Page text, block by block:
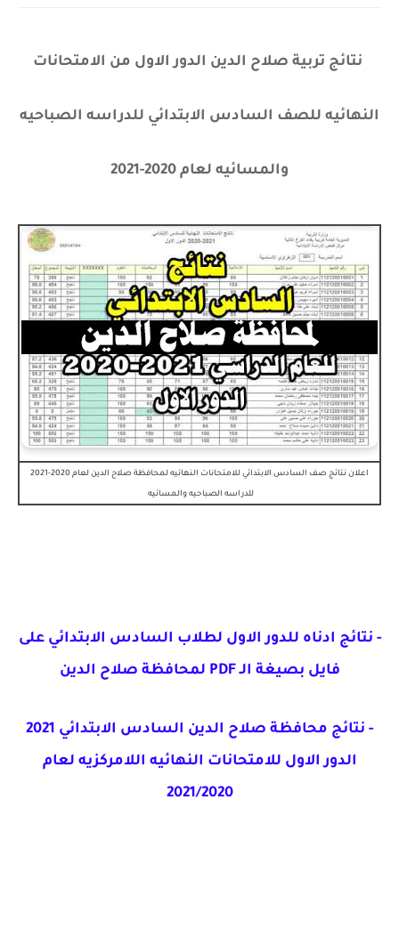
نتائج تربية صلاح الدين الدور الاول من الامتحانات
النهائيه للصف السادس الابتدائي للدراسه الصباحيه
والمسائيه لعام 2020-2021
اعلان نتائج صف السادس الابتدائي للامتحانات النهائيه لمحافظة صلاح الدين لعام 2020-2021
للدراسه الصباحيه والمسائيه
- نتائج ادناه للدور الاول لطلاب السادس الابتدائي على
فايل بصيغة الـ PDF لمحافظة صلاح الدين
- نتائج محافظة صلاح الدين السادس الابتدائي 2021
الدور الاول للامتحانات النهائيه اللامركزيه لعام
2021/2020